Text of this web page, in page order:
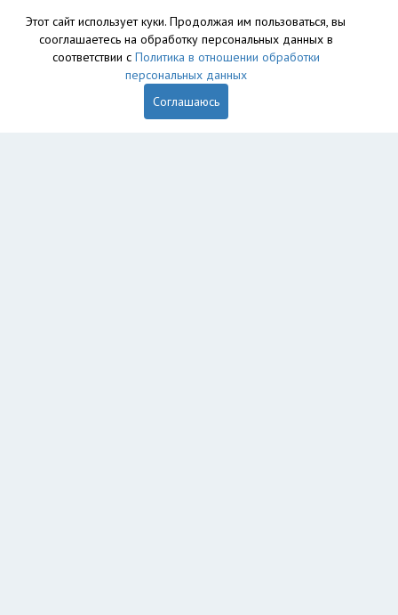
Этот сайт использует куки. Продолжая им пользоваться, вы
сооглашаетесь на обработку персональных данных в
соответствии с Политика в отношении обработки
персональных данных
Соглашаюсь